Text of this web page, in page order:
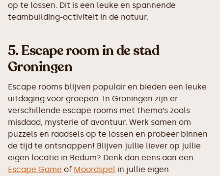
op te lossen. Dit is een leuke en spannende
teambuilding-activiteit in de natuur.
5.Escape room in de stad
Groningen
Escape rooms blijven populair en bieden een leuke
uitdaging voor groepen. In Groningen zijn er
verschillende escape rooms met thema’s zoals
misdaad, mysterie of avontuur. Werk samen om
puzzels en raadsels op te lossen en probeer binnen
de tijd te ontsnappen! Blijven jullie liever op jullie
eigen locatie in Bedum? Denk dan eens aan een
Escape Game of Moordspel in jullie eigen